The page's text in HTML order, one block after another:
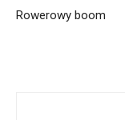
Rowerowy boom